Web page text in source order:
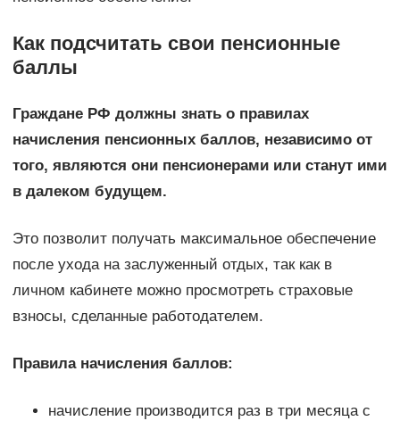
Как подсчитать свои пенсионные
баллы
Граждане РФ должны знать о правилах
начисления пенсионных баллов, независимо от
того, являются они пенсионерами или станут ими
в далеком будущем.
Это позволит получать максимальное обеспечение
после ухода на заслуженный отдых, так как в
личном кабинете можно просмотреть страховые
взносы, сделанные работодателем.
Правила начисления баллов:
начисление производится раз в три месяца с